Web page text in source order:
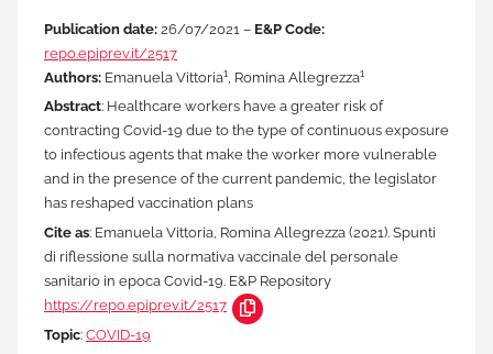
Publication date: 26/07/2021 – E&P Code:
repo.epiprev.it/2517
Authors: Emanuela Vittoria1 , Romina Allegrezza1
Abstract: Healthcare workers have a greater risk of
contracting Covid-19 due to the type of continuous exposure
to infectious agents that make the worker more vulnerable
and in the presence of the current pandemic, the legislator
has reshaped vaccination plans
Cite as: Emanuela Vittoria, Romina Allegrezza (2021). Spunti
di riflessione sulla normativa vaccinale del personale
sanitario in epoca Covid-19. E&P Repository
https://repo.epiprev.it/2517
Topic: COVID-19